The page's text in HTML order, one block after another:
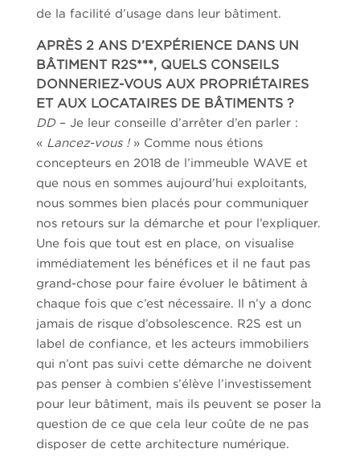
de la facilité d’usage dans leur bâtiment.
APRÈS 2 ANS D’EXPÉRIENCE DANS UN
BÂTIMENT R2S***, QUELS CONSEILS
DONNERIEZ-VOUS AUX PROPRIÉTAIRES
ET AUX LOCATAIRES DE BÂTIMENTS ?
DD– Je leur conseille d’arrêter d’en parler :
« Lancez-vous !» Comme nous étions
concepteurs en 2018 de l’immeuble WAVE et
que nous en sommes aujourd’hui exploitants,
nous sommes bien placés pour communiquer
nos retours sur la démarche et pour l’expliquer.
Une fois que tout est en place, on visualise
immédiatement les bénéfices et il ne faut pas
grand-chose pour faire évoluer le bâtiment à
chaque fois que c’est nécessaire. Il n’y a donc
jamais de risque d’obsolescence. R2S est un
label de confiance, et les acteurs immobiliers
qui n’ont pas suivi cette démarche ne doivent
pas penser à combien s’élève l’investissement
pour leur bâtiment, mais ils peuvent se poser la
question de ce que cela leur coûte de ne pas
disposer de cette architecture numérique.